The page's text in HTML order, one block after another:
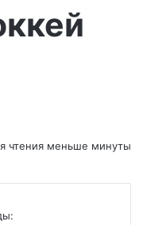
чтения меньше минуты